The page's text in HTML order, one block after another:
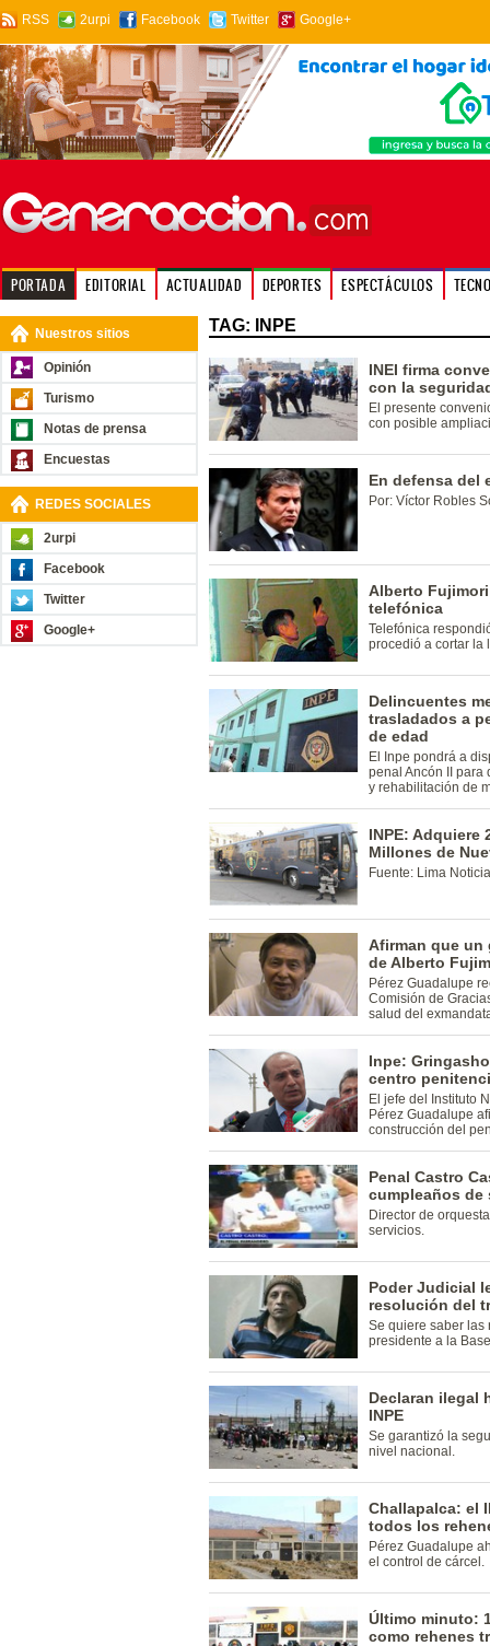
RSS 2urpi Facebook Twitter Google+
PORTADA EDITORIAL ACTUALIDAD DEPORTES ESPECTÁCULOS
Nuestros sitios
Opinión
Turismo
Notas de prensa
Encuestas
REDES SOCIALES
2urpi
Facebook
Twitter
Google+
TAG: INPE
INEI firma
con la
El presente
con posible
En defensa del
Por: Víctor Robles
Alberto
telefónica
Telefónica
procedió a cortar la
Delincuentes
trasladados a
de edad
El Inpe pondrá a
penal Ancón II para
y rehabilitación de
INPE: Adquiere
Millones de
Fuente: Lima
Afirman que un
de Alberto
Pérez Guadalupe
Comisión de
salud del
Inpe:
centro
El jefe del Instituto
Pérez Guadalupe
construcción del
Penal Castro
cumpleaños de
Director de
servicios.
Poder Judicial
resolución del
Se quiere saber las
presidente a la
Declaran ilegal
INPE
Se garantizó la
nivel nacional.
Challapalca: el
todos los
Pérez Guadalupe
el control de cárcel.
Último minuto:
como rehenes